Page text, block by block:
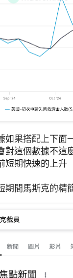
如果搭配上下面
對這個數據不這
短期快速的上升
期間馬斯克的精